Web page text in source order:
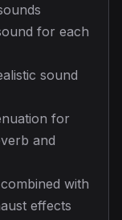
for each
sound
for
and
with
effects